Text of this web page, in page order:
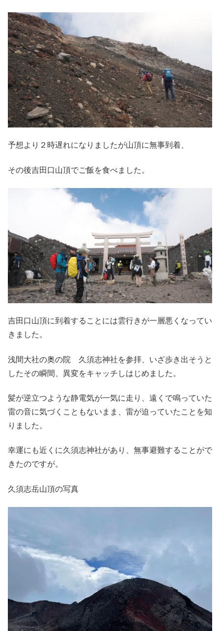
予想より２時遅れになりましたが山頂に無事到着、
その後吉田口山頂でご飯を食べました。
吉田口山頂に到着することには雲行きが一層悪くなってい
きました。
浅間大社の奥の院 久須志神社を参拝、いざ歩き出そうと
したその瞬間、異変をキャッチしはじめました。
髪が逆立つような静電気が一気に走り、遠くで鳴っていた
雷の音に気づくこともないまま、雷が迫っていたことを知
りました。
幸運にも近くに久須志神社があり、無事避難することがで
きたのですが。
久須志岳山頂の写真